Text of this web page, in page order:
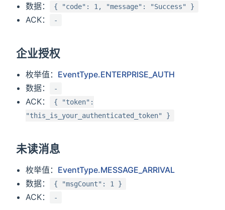
数据：
{ "code": 1, "message": "Success" }
ACK： -
企业授权
枚举值： EventType.ENTERPRISE_AUTH
数据：
-
ACK：
{ "token":
"this_is_your_authenticated_token" }
未读消息
枚举值： EventType.MESSAGE_ARRIVAL
数据：
{ "msgCount": 1 }
ACK： -